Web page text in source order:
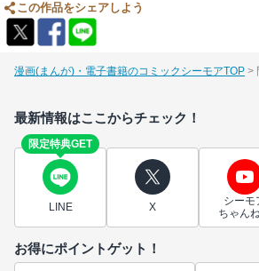
この作品をシェアしよう
漫画(まんが)・電子書籍のコミックシーモアTOP
最新情報はここからチェック！
限定特典GET
LINE X
シーモ
ちゃん
お得にポイントゲット！